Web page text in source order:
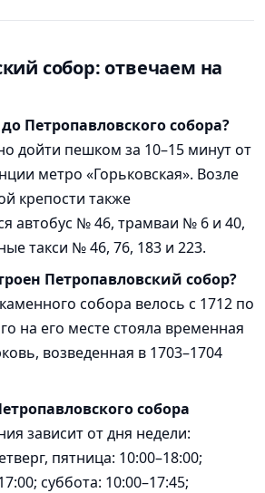
собор: отвечаем на
Петропавловского собора?
дойти пешком за 10–15 минут от
метро «Горьковская». Возле
крепости также
автобус № 46, трамваи № 6 и 40,
такси № 46, 76, 183 и 223.
Петропавловский собор?
собора велось с 1712 по
на его месте стояла временная
возведенная в 1703–1704
собора
зависит от дня недели:
пятница: 10:00–18:00;
суббота: 10:00–17:45;